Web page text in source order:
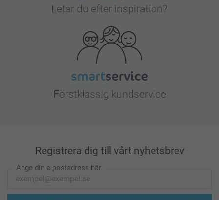
Letar du efter inspiration?
Förstklassig kundservice
Registrera dig till vårt nyhetsbrev
Ange din e-postadress här